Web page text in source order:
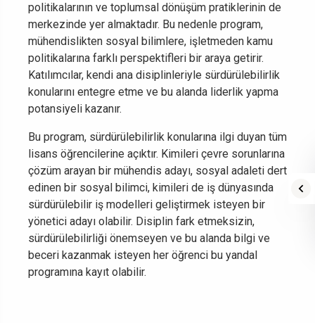
politikalarının ve toplumsal dönüşüm pratiklerinin de
merkezinde yer almaktadır. Bu nedenle program,
mühendislikten sosyal bilimlere, işletmeden kamu
politikalarına farklı perspektifleri bir araya getirir.
Katılımcılar, kendi ana disiplinleriyle sürdürülebilirlik
konularını entegre etme ve bu alanda liderlik yapma
potansiyeli kazanır.
Bu program, sürdürülebilirlik konularına ilgi duyan tüm
lisans öğrencilerine açıktır. Kimileri çevre sorunlarına
çözüm arayan bir mühendis adayı, sosyal adaleti dert
edinen bir sosyal bilimci, kimileri de iş dünyasında
sürdürülebilir iş modelleri geliştirmek isteyen bir
yönetici adayı olabilir. Disiplin fark etmeksizin,
sürdürülebilirliği önemseyen ve bu alanda bilgi ve
beceri kazanmak isteyen her öğrenci bu yandal
programına kayıt olabilir.